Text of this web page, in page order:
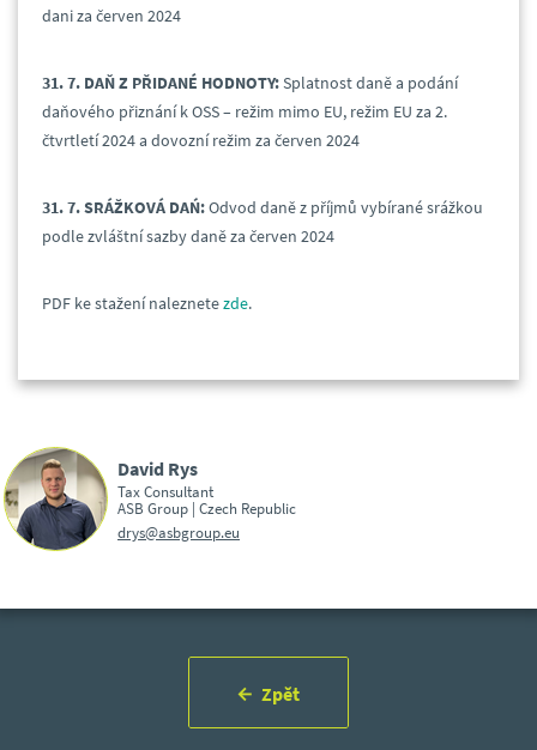
dani za červen 2024
31. 7. DAŇ Z PŘIDANÉ HODNOTY:Splatnost daně a podání
daňového přiznání k OSS – režim mimo EU, režim EU za 2.
čtvrtletí 2024 a dovozní režim za červen 2024
31. 7. SRÁŽKOVÁ DAŃ:Odvod daně z příjmů vybírané srážkou
podle zvláštní sazby daně za červen 2024
PDF ke stažení naleznetezde.
David Rys
Tax Consultant
ASB Group | Czech Republic
drys@asbgroup.eu
Zpět